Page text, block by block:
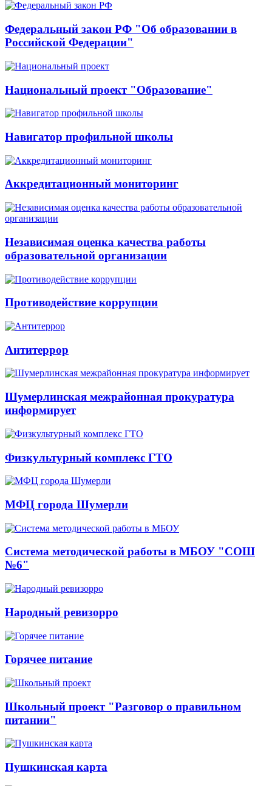
Федеральный закон РФ "Об образовании в
Российской Федерации"
Национальный проект "Образование"
Навигатор профильной школы
Аккредитационный мониторинг
Независимая оценка качества работы
образовательной организации
Противодействие коррупции
Антитеррор
Шумерлинская межрайонная прокуратура
информирует
Физкультурный комплекс ГТО
МФЦ города Шумерли
Система методической работы в МБОУ "СОШ
№6"
Народный ревизорро
Горячее питание
Школьный проект "Разговор о правильном
питании"
Пушкинская карта